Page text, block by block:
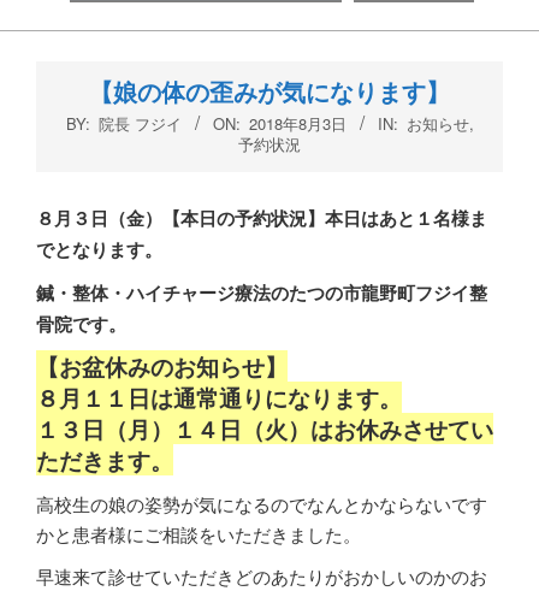
【娘の体の歪みが気になります】
BY: 院長 フジイ ON: 2018年8月3日 IN: お知らせ,
予約状況
８月３日（金）
【本日の予約状況】本日はあと１名様ま
でとなります。
鍼・整体・ハイチャージ療法のたつの市龍野町フジイ整
骨院です。
【お盆休みのお知らせ】
８月１１日は通常通りになります。
１３日（月）１４日（火）はお休みさせてい
ただきます。
高校生の娘の姿勢が気になるのでなんとかならないです
かと患者様にご相談をいただきました。
早速来て診せていただきどのあたりがおかしいのかのお